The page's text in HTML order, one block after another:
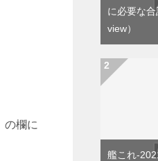
の欄に
に必要な
view）
艦これ-